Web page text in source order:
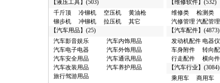
·加注机/深圳市 1000元
·商用车/闵行区 1000元
·维修台/聊城市 1000元
·汽修管理/聊城市 1000元
·磨光机/东莞市 10000元
·解码器/成都市 10000元
·举升机/济南市 10000元
·千斤顶/泰州市 10000元
·充氮机/广州市 10000元
【液压工具】(503)
千斤顶
冷铆机 空压机
黄油枪
铆步机
冲铆机 拉压机
其它
【汽车用品】(25)
汽车影音娱乐
汽车内饰用品
汽车电子电器
汽车外饰用品
汽车安全用品
汽车通讯用品
汽车改装用品
汽车养护用品
旅行驾游用品
【维修软件】(532)
维修类
检测类
汽修管理 汽配管理
【汽车配件】(4873)
发动机配件 电器
车身附件
转向
行走配件
横向
【汽车行业 】(3084)
乘用车
商用车